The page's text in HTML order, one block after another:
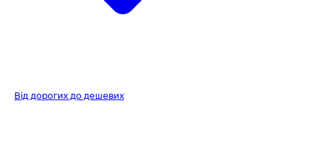
Від дорогих до дешевих